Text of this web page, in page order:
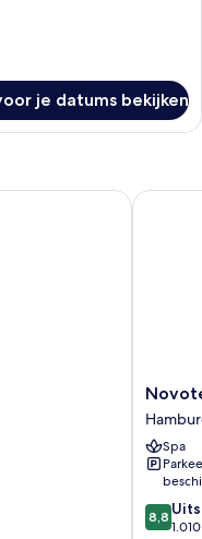
je datums bekijken
Novotel
City
Alster
Nord
Spa
8.8
van
8,8
Novotel